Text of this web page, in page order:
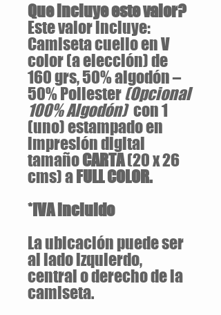
Que incluye este valor?
Este valor incluye:
Camiseta cuello en V
color (a elección) de
160 grs, 50% algodón –
50% Poliester(Opcional
100% Algodón)con 1
(uno) estampado en
impresión digital
tamañoCARTA(20 x 26
cms) a FULL COLOR.
*IVA incluido
La ubicación puede ser
al lado izquierdo,
central o derecho de la
camiseta.